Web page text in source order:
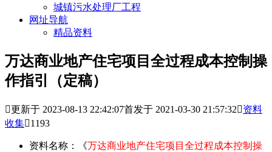
城镇污水处理厂工程
网址导航
精品资料
万达商业地产住宅项目全过程成本控制操
作指引（定稿）
更新于 2023-08-13 22:42:07首发于 2021-03-30 21:57:32资料
收集1193
资料名称：《万达商业地产住宅项目全过程成本控制操